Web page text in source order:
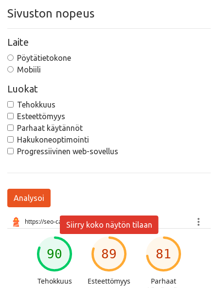
Sivuston nopeus
Laite
Pöytätietokone
Mobiili
Luokat
Tehokkuus
Esteettömyys
Parhaat käytännöt
Hakukoneoptimointi
Progressiivinen web-sovellus
Analysoi
Siirry koko näytön tilaan